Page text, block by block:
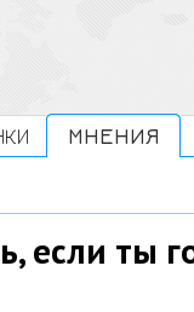
МНЕНИЯ
если ты